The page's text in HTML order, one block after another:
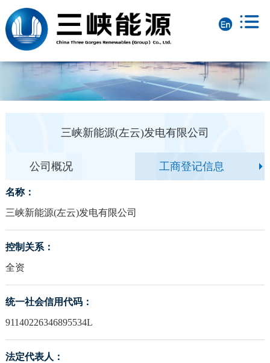
三峡新能源(左云)发电有限公司
公司概况 工商登记信息
名称：
三峡新能源(左云)发电有限公司
控制关系：
全资
统一社会信用代码：
91140226346895534L
法定代表人：